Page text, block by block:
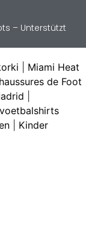
– Unterstützt
Miami Heat
de Foot
Kinder